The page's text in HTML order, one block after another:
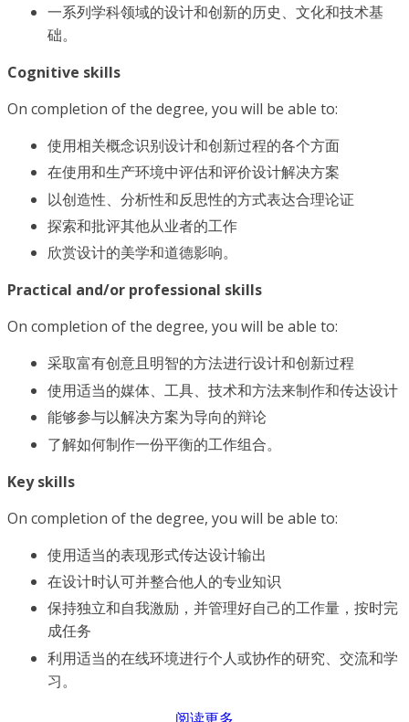
一系列学科领域的设计和创新的历史、文化和技术基
础。
Cognitive skills
On completion of the degree, you will be able to:
使用相关概念识别设计和创新过程的各个方面
在使用和生产环境中评估和评价设计解决方案
以创造性、分析性和反思性的方式表达合理论证
探索和批评其他从业者的工作
欣赏设计的美学和道德影响。
Practical and/or professional skills
On completion of the degree, you will be able to:
采取富有创意且明智的方法进行设计和创新过程
使用适当的媒体、工具、技术和方法来制作和传达设计
能够参与以解决方案为导向的辩论
了解如何制作一份平衡的工作组合。
Key skills
On completion of the degree, you will be able to:
使用适当的表现形式传达设计输出
在设计时认可并整合他人的专业知识
保持独立和自我激励，并管理好自己的工作量，按时完
成任务
利用适当的在线环境进行个人或协作的研究、交流和学
习。